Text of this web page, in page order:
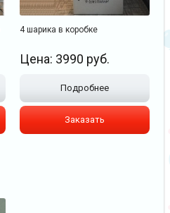
4 шарика в коробке
Цена: 3990 руб.
Подробнее
Заказать